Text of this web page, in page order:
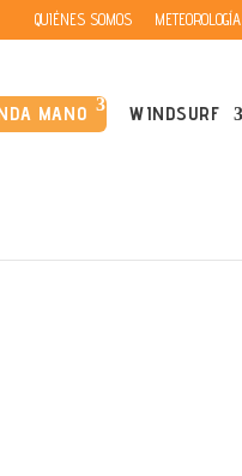
QUIÉNES SOMOS METEOROLOGÍA
MANO WINDSURF